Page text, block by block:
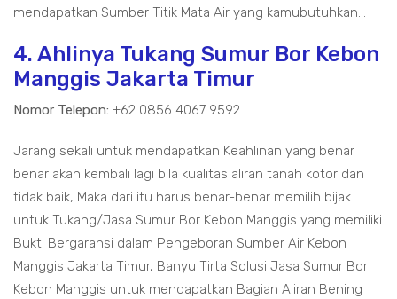
mendapatkan Sumber Titik Mata Air yang kamubutuhkan...
4. Ahlinya Tukang Sumur Bor Kebon
Manggis Jakarta Timur
Nomor Telepon: +62 0856 4067 9592
Jarang sekali untuk mendapatkan Keahlinan yang benar
benar akan kembali lagi bila kualitas aliran tanah kotor dan
tidak baik, Maka dari itu harus benar-benar memilih bijak
untuk Tukang/Jasa Sumur Bor Kebon Manggis yang memiliki
Bukti Bergaransi dalam Pengeboran Sumber Air Kebon
Manggis Jakarta Timur, Banyu Tirta Solusi Jasa Sumur Bor
Kebon Manggis untuk mendapatkan Bagian Aliran Bening